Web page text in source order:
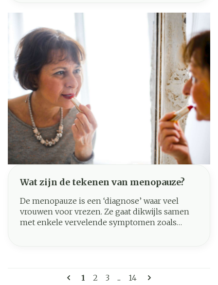
gesproken stroomt de lucht steeds moeiteloos
vanuit mond en neus in de longen. Iemand
met slaapapneu stopt tijdens de slaap meer
dan 10 seconden met ademen, waarna een
diepe inademing volgt met zeer luid snurken
of woelen.
Wat zijn de tekenen van menopauze?
De menopauze is een ‘diagnose’ waar veel
vrouwen voor vrezen. Ze gaat dikwijls samen
met enkele vervelende symptomen zoals
te verlichten. Wil je meer weten over wat de
Pagina's
U lees momenteel pagina
1 Pagina
2 Pagina
3 ... Pagina
14